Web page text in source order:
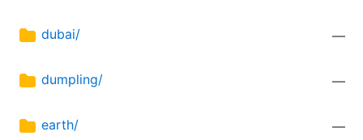
dubai/ —
dumpling/ —
earth/ —